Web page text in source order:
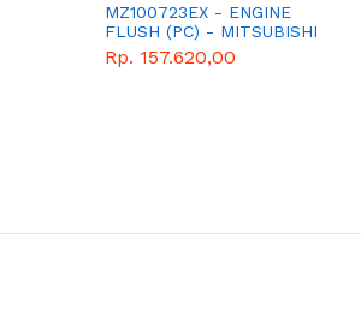
MZ100723EX - ENGINE
FLUSH (PC) - MITSUBISHI
- GENUINE
Rp. 157.620,00